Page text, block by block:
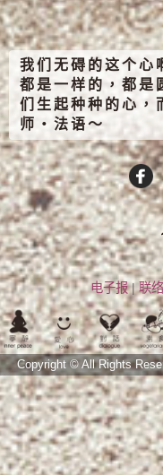
我们无碍的这个心
都是一样的，都是
们生起种种的心，
师‧法语～
电子报|联
Copyright © All Rights